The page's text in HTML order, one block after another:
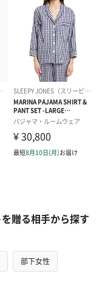
贈る相手から探す
部下女性